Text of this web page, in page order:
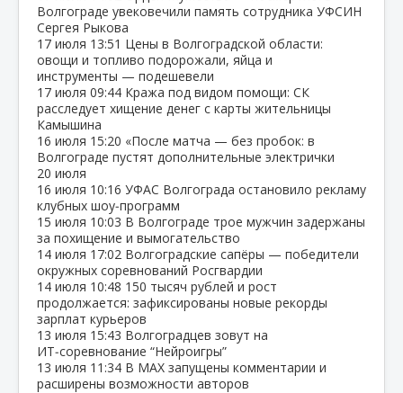
Волгограде увековечили память сотрудника УФСИН
Сергея Рыкова
17 июля 13:51 Цены в Волгоградской области:
овощи и топливо подорожали, яйца и
инструменты — подешевели
17 июля 09:44 Кража под видом помощи: СК
расследует хищение денег с карты жительницы
Камышина
16 июля 15:20 «После матча — без пробок: в
Волгограде пустят дополнительные электрички
20 июля
16 июля 10:16 УФАС Волгограда остановило рекламу
клубных шоу‑программ
15 июля 10:03 В Волгограде трое мужчин задержаны
за похищение и вымогательство
14 июля 17:02 Волгоградские сапёры — победители
окружных соревнований Росгвардии
14 июля 10:48 150 тысяч рублей и рост
продолжается: зафиксированы новые рекорды
зарплат курьеров
13 июля 15:43 Волгоградцев зовут на
ИТ‑соревнование “Нейроигры”
13 июля 11:34 В МАХ запущены комментарии и
расширены возможности авторов